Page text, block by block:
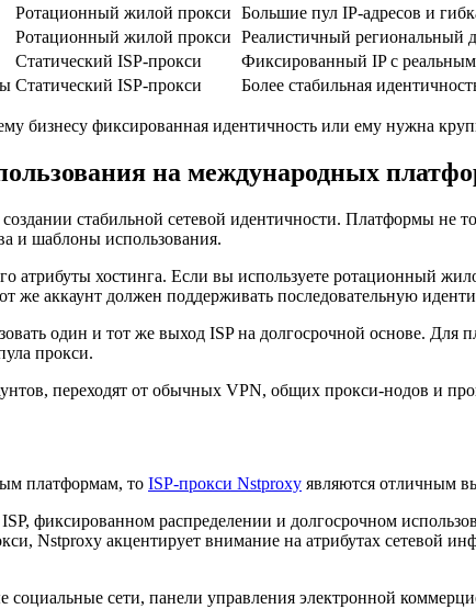
Ротационный жилой прокси Большие пул IP-адресов и
Ротационный жилой прокси Реалистичный региональный
Статический ISP-прокси
Фиксированный IP с
Статический ISP-прокси Более стабильная
фиксированная идентичность или ему нужна
на международных
стабильной сетевой идентичности. Платформы не
и шаблоны использования.
атрибуты хостинга. Если вы используете ротационный
же аккаунт должен поддерживать последовательную
один и тот же выход ISP на долгосрочной основе. Для
прокси.
переходят от обычных VPN, общих прокси-нодов и
платформам, то ISP-прокси Nstproxy являются отличным
фиксированном распределении и долгосрочном
Nstproxy акцентирует внимание на атрибутах сетевой
сети, панели управления электронной